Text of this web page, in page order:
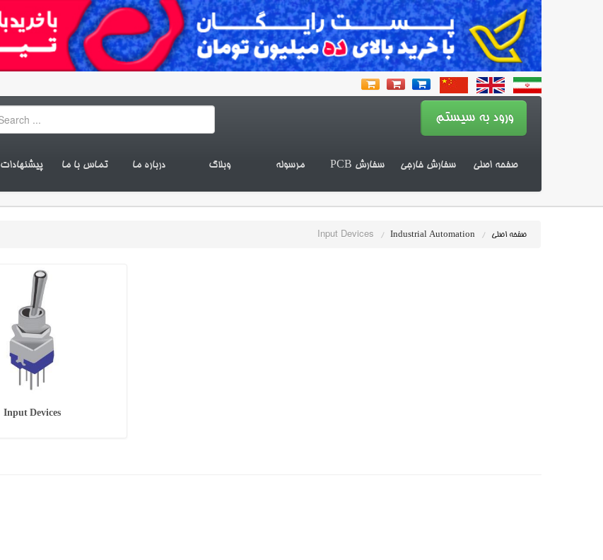
صفحه اصلی سفارش خارجی سفارش PCB مرسوله وبلاگ درباره ما تماس با ما پیشنهادات
صفحه اصلی /
Industrial Automation
/
Input Devices
Input Devices